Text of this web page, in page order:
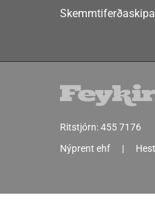
Ritstjórn:455 7176
Nýprent ehf